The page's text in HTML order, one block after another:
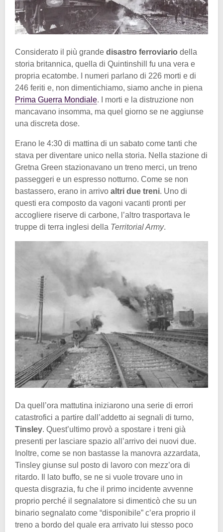
Considerato il più grande disastro ferroviario della
storia britannica, quella di Quintinshill fu una vera e
propria ecatombe. I numeri parlano di 226 morti e di
246 feriti e, non dimentichiamo, siamo anche in piena
Prima Guerra Mondiale. I morti e la distruzione non
mancavano insomma, ma quel giorno se ne aggiunse
una discreta dose.
Erano le 4:30 di mattina di un sabato come tanti che
stava per diventare unico nella storia. Nella stazione di
Gretna Green stazionavano un treno merci, un treno
passeggeri e un espresso notturno. Come se non
bastassero, erano in arrivo altri due treni. Uno di
questi era composto da vagoni vacanti pronti per
accogliere riserve di carbone, l’altro trasportava le
truppe di terra inglesi della Territorial Army.
Da quell’ora mattutina iniziarono una serie di errori
catastrofici a partire dall’addetto ai segnali di turno,
Tinsley. Quest’ultimo provò a spostare i treni già
presenti per lasciare spazio all’arrivo dei nuovi due.
Inoltre, come se non bastasse la manovra azzardata,
Tinsley giunse sul posto di lavoro con mezz’ora di
ritardo. Il lato buffo, se ne si vuole trovare uno in
questa disgrazia, fu che il primo incidente avvenne
proprio perché il segnalatore si dimenticò che su un
binario segnalato come “disponibile” c’era proprio il
treno a bordo del quale era arrivato lui stesso poco